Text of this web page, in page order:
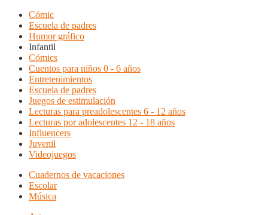
Cómic
Escuela de padres
Humor gráfico
Infantil
Cómics
Cuentos para niños 0 - 6 años
Entretenimientos
Escuela de padres
Juegos de estimulación
Lecturas para preadolescentes 6 - 12 años
Lecturas por adolescentes 12 - 18 años
Influencers
Juvenil
Videojuegos
Cuadernos de vacaciones
Escolar
Música